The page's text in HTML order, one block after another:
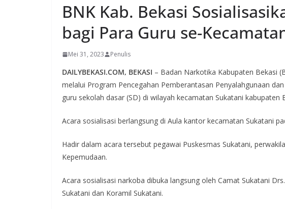
BNK Kab. Bekasi
bagi Para Guru se-
Mei 31, 2023 Penulis
DAILYBEKASI.COM, BEKASI – Badan Narkotika Kabupaten Bekasi
melalui Program Pencegahan Pemberantasan Penyalahgunaan
guru sekolah dasar (SD) di wilayah kecamatan Sukatani kabupaten
Acara sosialisasi berlangsung di Aula kantor kecamatan Sukatani
Hadir dalam acara tersebut pegawai Puskesmas Sukatani,
Kepemudaan.
Acara sosialisasi narkoba dibuka langsung oleh Camat Sukatani
Sukatani dan Koramil Sukatani.